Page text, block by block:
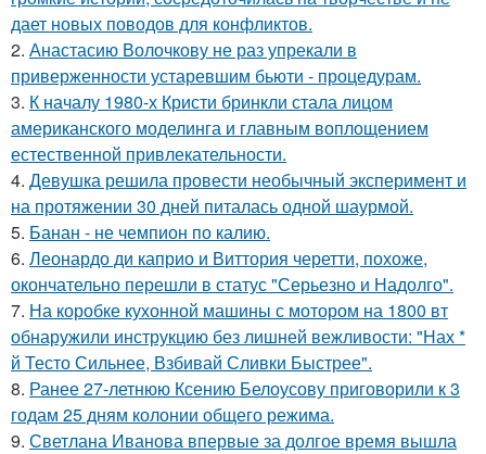
дает новых поводов для конфликтов.
2. Анастасию Волочкову не раз упрекали в
приверженности устаревшим бьюти - процедурам.
3. К началу 1980-х Кристи бринкли стала лицом
американского моделинга и главным воплощением
естественной привлекательности.
4. Девушка решила провести необычный эксперимент и
на протяжении 30 дней питалась одной шаурмой.
5. Банан - не чемпион по калию.
6. Леонардо ди каприо и Виттория черетти, похоже,
окончательно перешли в статус "Серьезно и Надолго".
7. На коробке кухонной машины с мотором на 1800 вт
обнаружили инструкцию без лишней вежливости: "Нах *
й Тесто Сильнее, Взбивай Сливки Быстрее".
8. Ранее 27-летнюю Ксению Белоусову приговорили к 3
годам 25 дням колонии общего режима.
9. Светлана Иванова впервые за долгое время вышла